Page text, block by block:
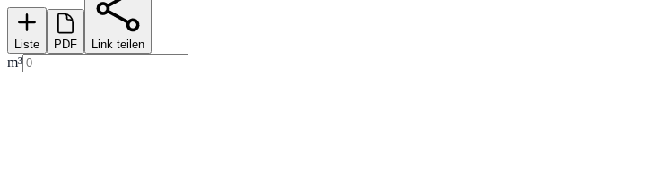
Liste PDF Link teilen
m³